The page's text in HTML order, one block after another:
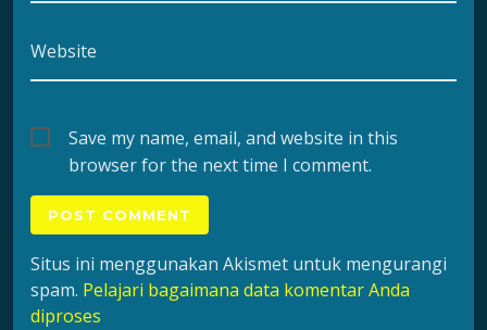
Website
Save my name, email, and website in this
browser for the next time I comment.
Situs ini menggunakan Akismet untuk mengurangi
spam. Pelajari bagaimana data komentar Anda
diproses